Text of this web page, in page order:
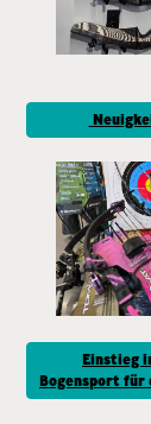
Einstieg
Bogensport für